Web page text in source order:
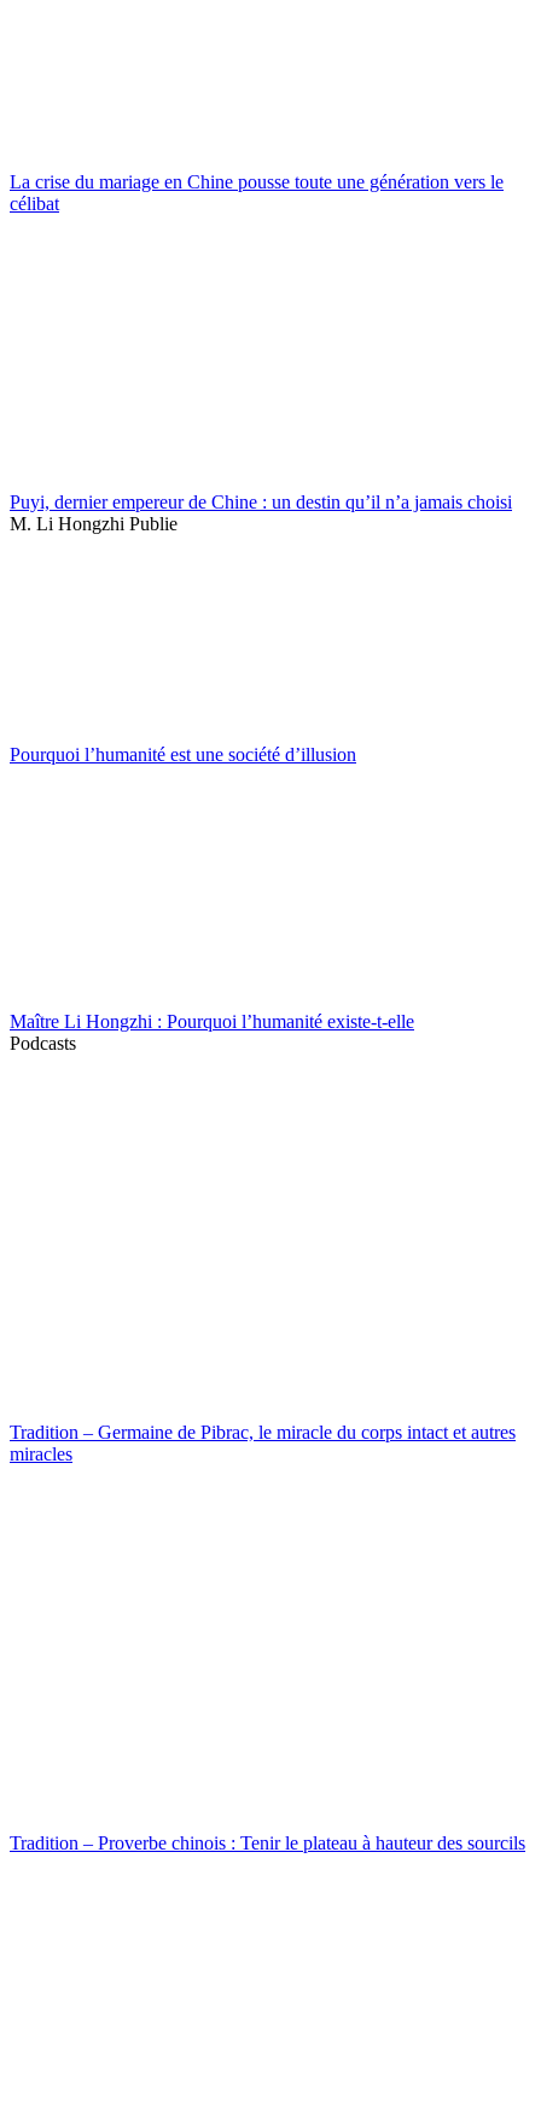
La crise du mariage en Chine pousse toute une génération vers le
célibat
Puyi, dernier empereur de Chine : un destin qu’il n’a jamais choisi
M. Li Hongzhi Publie
Pourquoi l’humanité est une société d’illusion
Maître Li Hongzhi : Pourquoi l’humanité existe-t-elle
Podcasts
Tradition – Germaine de Pibrac, le miracle du corps intact et autres
miracles
Tradition – Proverbe chinois : Tenir le plateau à hauteur des sourcils